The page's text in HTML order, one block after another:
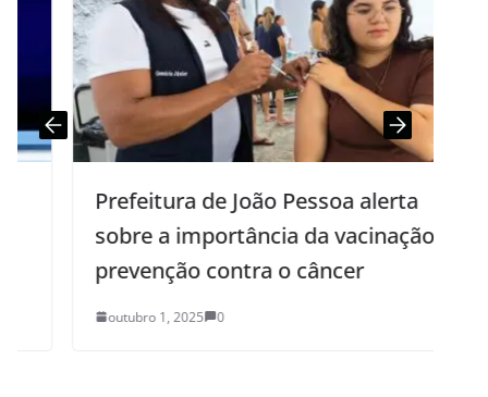
Prefeitura de João Pessoa alerta
sobre a importância da vacinação na
prevenção contra o câncer
outubro 1, 2025 0